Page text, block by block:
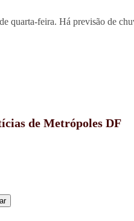
quarta-feira. Há previsão de
de Metrópoles DF